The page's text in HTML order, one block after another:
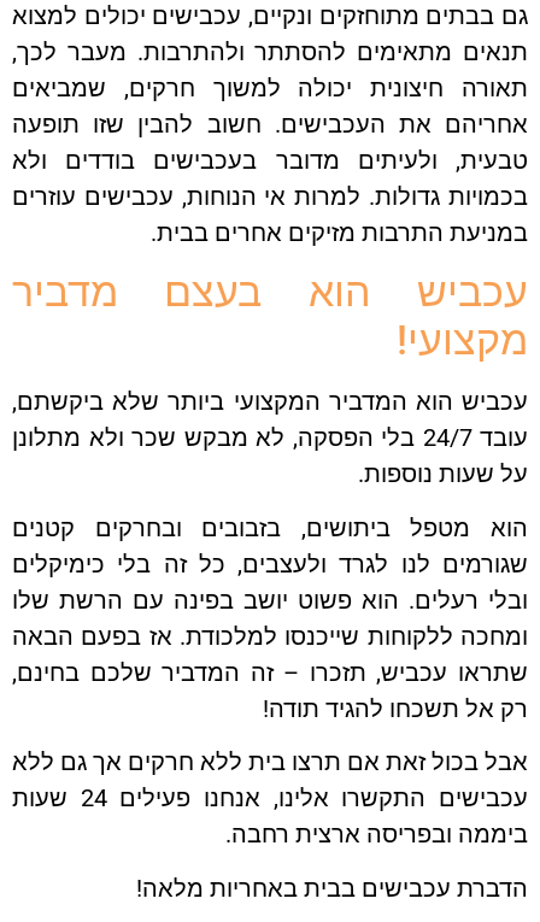
בבתים מתוחזקים ונקיים, עכבישים יכולים למצוא
מתאימים להסתתר ולהתרבות. מעבר לכך,
חיצונית יכולה למשוך חרקים, שמביאים
את העכבישים. חשוב להבין שזו תופעה
ולעיתים מדובר בעכבישים בודדים ולא
גדולות. למרות אי הנוחות, עכבישים עוזרים
התרבות מזיקים אחרים בבית.
הוא בעצם מדביר
הוא המדביר המקצועי ביותר שלא ביקשתם,
עובד 24/7 בלי הפסקה, לא מבקש שכר ולא מתלונן
שעות נוספות.
מטפל ביתושים, בזבובים ובחרקים קטנים
לנו לגרד ולעצבים, כל זה בלי כימיקלים
רעלים. הוא פשוט יושב בפינה עם הרשת שלו
ללקוחות שייכנסו למלכודת. אז בפעם הבאה
עכביש, תזכרו – זה המדביר שלכם בחינם,
אל תשכחו להגיד תודה!
בכול זאת אם תרצו בית ללא חרקים אך גם ללא
עכבישים התקשרו אלינו, אנחנו פעילים 24 שעות
ובפריסה ארצית רחבה.
עכבישים בבית באחריות מלאה!